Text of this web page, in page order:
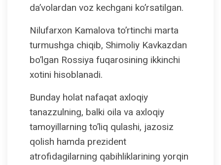
da’volardan voz kechgani ko’rsatilgan.
Nilufarxon Kamalova to’rtinchi marta
turmushga chiqib, Shimoliy Kavkazdan
bo’lgan Rossiya fuqarosining ikkinchi
xotini hisoblanadi.
Bunday holat nafaqat axloqiy
tanazzulning, balki oila va axloqiy
tamoyillarning to’liq qulashi, jazosiz
qolish hamda prezident
atrofidagilarning qabihliklarining yorqin